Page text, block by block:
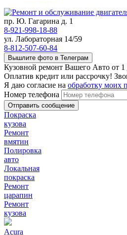
пр. Ю. Гагарина д. 1
8-921-998-18-88
ул. Лабораторная 14/59
8-812-507-60-84
Вышлите фото в Телеграм
Кузовной ремонт Вашего Авто от 1
Оплатив кредит или рассрочку!
Я даю согласие на обработку моих
Номер телефона
Покраска
кузова
Ремонт
вмятин
Полировка
авто
Локальная
покраска
Ремонт
царапин
Ремонт
кузова
Acura